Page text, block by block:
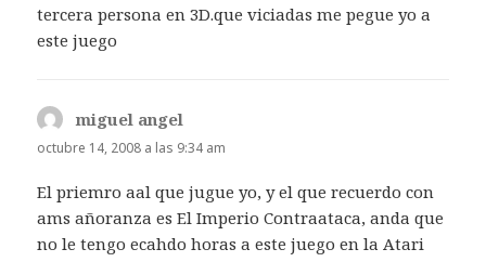
tercera persona en 3D.que viciadas me pegue yo a
este juego
miguel angel
octubre 14, 2008 a las 9:34 am
El priemro aal que jugue yo, y el que recuerdo con
ams añoranza es El Imperio Contraataca, anda que
no le tengo ecahdo horas a este juego en la Atari